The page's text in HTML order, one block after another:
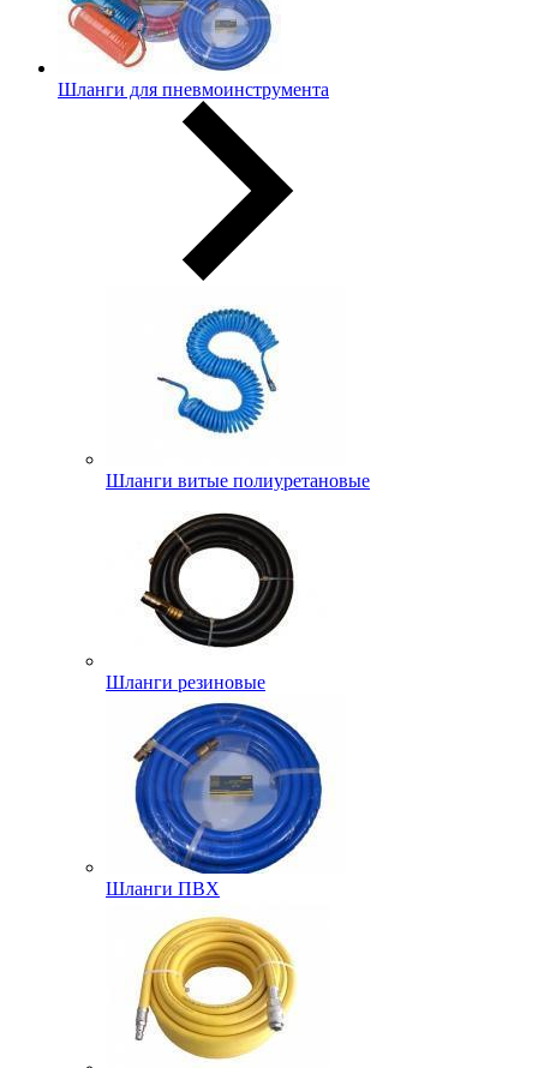
Шланги для пневмоинструмента
Шланги витые полиуретановые
Шланги резиновые
Шланги ПВХ